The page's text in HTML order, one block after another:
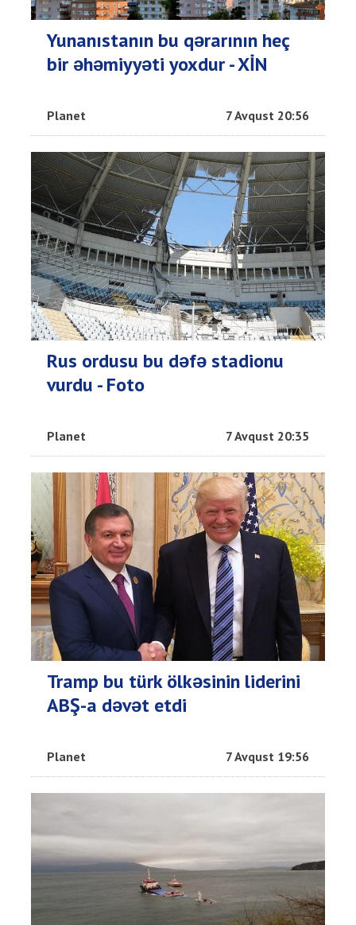
Yunanıstanın bu qərarının heç
bir əhəmiyyəti yoxdur - XİN
Planet 7 Avqust 20:56
Rus ordusu bu dəfə stadionu
vurdu - Foto
Planet 7 Avqust 20:35
Tramp bu türk ölkəsinin liderini
ABŞ-a dəvət etdi
Planet 7 Avqust 19:56